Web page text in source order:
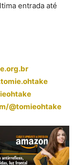
entrada até
@tomieohtake